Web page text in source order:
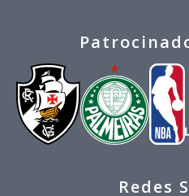
Redes